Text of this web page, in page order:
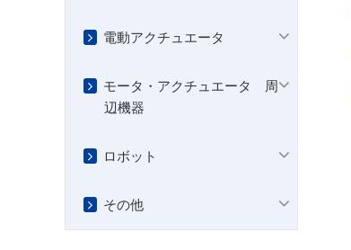
電動アクチュエータ
モータ・アクチュエータ 周
辺機器
ロボット
その他